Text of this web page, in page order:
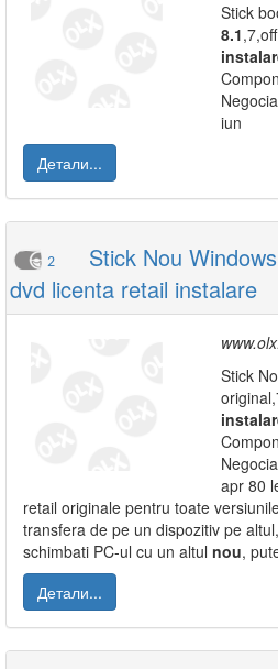
Stick
8.1
iun
Детали...
2
Stick Nou
dvd licenta retail instalare
Stick
apr 80
retail originale pentru toate
transfera de pe un dispozitiv pe
schimbati PC-ul cu un altul nou,
Детали...